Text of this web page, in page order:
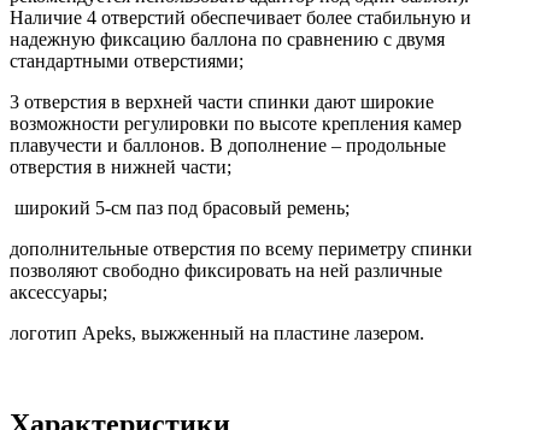
Наличие 4 отверстий обеспечивает более стабильную и
надежную фиксацию баллона по сравнению с двумя
стандартными отверстиями;
3 отверстия в верхней части спинки дают широкие
возможности регулировки по высоте крепления камер
плавучести и баллонов. В дополнение – продольные
отверстия в нижней части;
широкий 5-см паз под брасовый ремень;
дополнительные отверстия по всему периметру спинки
позволяют свободно фиксировать на ней различные
аксессуары;
логотип Apeks, выжженный на пластине лазером.